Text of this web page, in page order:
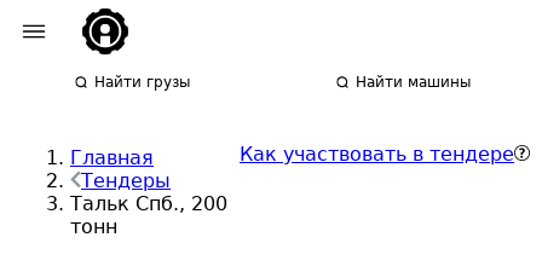
Найти грузы Найти машины
Главная
Тендеры
Тальк Спб., 200
тонн
Как участвовать в тендере